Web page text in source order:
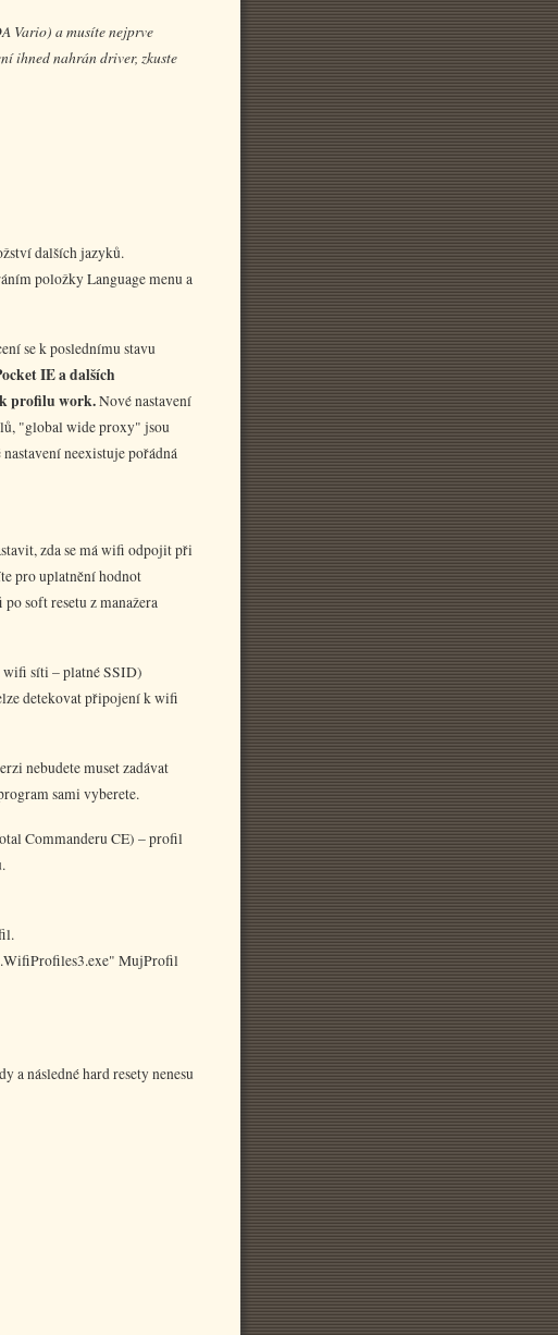
Vario) a musíte nejprve
ihned nahrán driver, zkuste
dalších jazyků.
položky Language menu a
se k poslednímu stavu
IE a dalších
profilu work.Nové nastavení
"global wide proxy" jsou
neexistuje pořádná
zda se má wifi odpojit při
pro uplatnění hodnot
soft resetu z manažera
síti – platné SSID)
detekovat připojení k wifi
nebudete muset zadávat
sami vyberete.
Commanderu CE) – profil
MujProfil
a následné hard resety nenesu